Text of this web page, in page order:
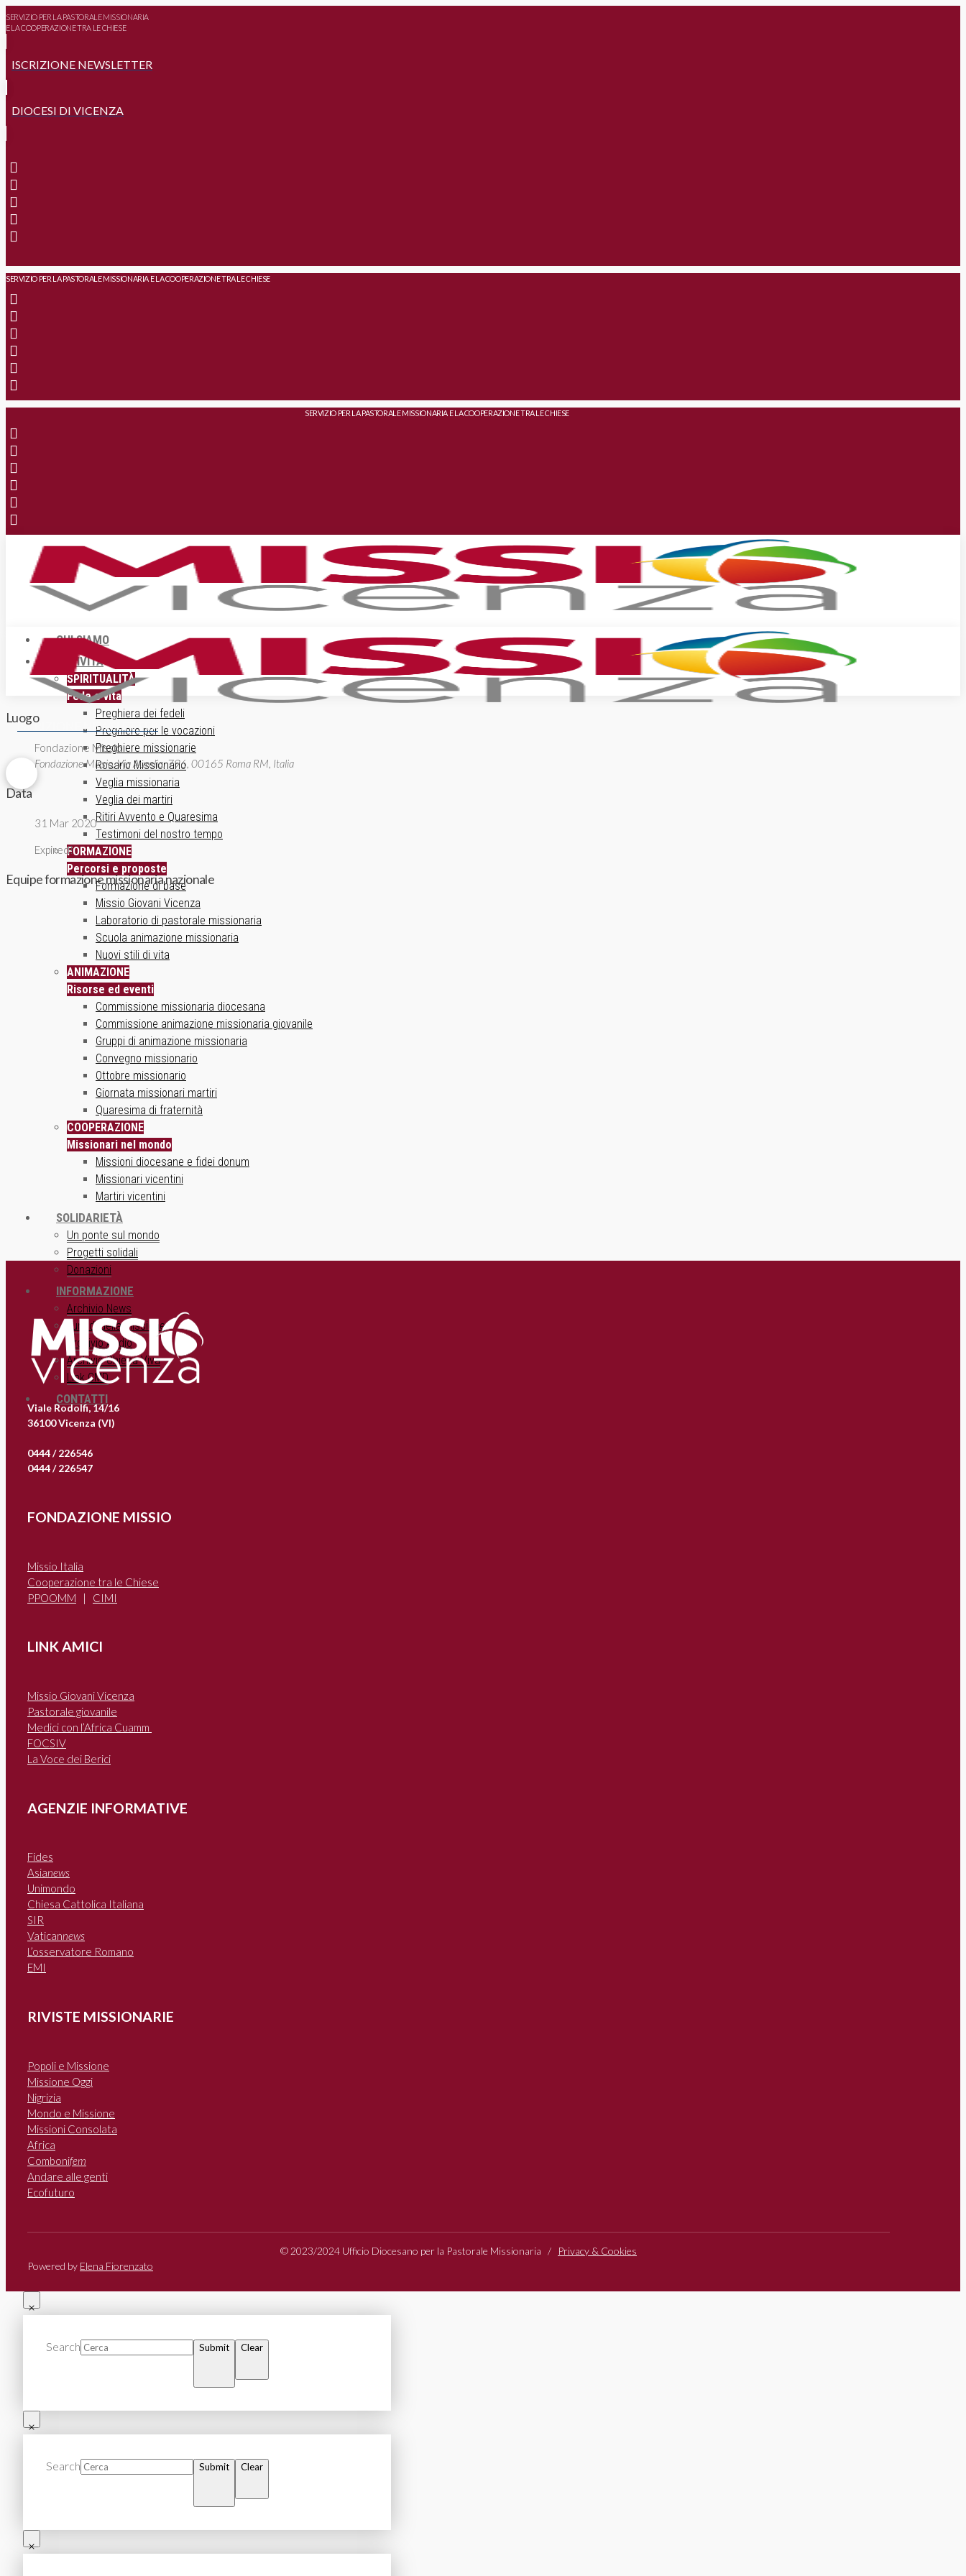
SERVIZIO PER LA PASTORALE MISSIONARIA
E LA COOPERAZIONE TRA LE CHIESE
ISCRIZIONE NEWSLETTER
DIOCESI DI VICENZA
SERVIZIO PER LA PASTORALE MISSIONARIA E LA COOPERAZIONE TRA LE CHIESE
SERVIZIO PER LA PASTORALE MISSIONARIA E LA COOPERAZIONE TRA LE CHIESE
CHI SIAMO
ATTIVITÀ
SPIRITUALITÀ
Fede e vita
Preghiera dei fedeli
Preghiere per le vocazioni
Preghiere missionarie
Rosario Missionario
Veglia missionaria
Veglia dei martiri
Ritiri Avvento e Quaresima
Testimoni del nostro tempo
FORMAZIONE
Percorsi e proposte
Formazione di base
Missio Giovani Vicenza
Laboratorio di pastorale missionaria
Scuola animazione missionaria
Nuovi stili di vita
ANIMAZIONE
Risorse ed eventi
Commissione missionaria diocesana
Commissione animazione missionaria giovanile
Gruppi di animazione missionaria
Convegno missionario
Ottobre missionario
Giornata missionari martiri
Quaresima di fraternità
COOPERAZIONE
Missionari nel mondo
Missioni diocesane e fidei donum
Missionari vicentini
Martiri vicentini
SOLIDARIETÀ
Un ponte sul mondo
Progetti solidali
Donazioni
INFORMAZIONE
Archivio News
Lunedì della Missione
Archivio Audio
Archivio Chiesa Viva
Link CMD
CONTATTI
ISCRIZIONE NEWSLETTER
Luogo
Fondazione Missio
Fondazione Missio, Via Aurelia, 796, 00165 Roma RM, Italia
Data
31 Mar 2020
Expired!
Equipe formazione missionaria nazionale
Viale Rodolfi, 14/16
36100 Vicenza (VI)
0444 / 226546
0444 / 226547
FONDAZIONE MISSIO
Missio Italia
Cooperazione tra le Chiese
PPOOMM | CIMI
LINK AMICI
Missio Giovani Vicenza
Pastorale giovanile
Medici con l’Africa Cuamm
FOCSIV
La Voce dei Berici
AGENZIE INFORMATIVE
Fides
Asianews
Unimondo
Chiesa Cattolica Italiana
SIR
Vaticannews
L’osservatore Romano
EMI
RIVISTE MISSIONARIE
Popoli e Missione
Missione Oggi
Nigrizia
Mondo e Missione
Missioni Consolata
Africa
Combonifem
Andare alle genti
Ecofuturo
© 2023/2024 Ufficio Diocesano per la Pastorale Missionaria /
Privacy & Cookies
Powered by Elena Fiorenzato
Search Submit Clear
Search Submit Clear